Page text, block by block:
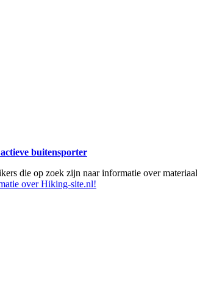
buitensporter
die op zoek zijn naar informatie over
over Hiking-site.nl!